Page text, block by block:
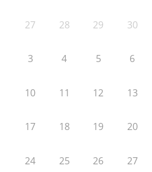
27 28 29 30
3 4 5 6
10 11 12 13
17 18 19 20
24 25 26 27